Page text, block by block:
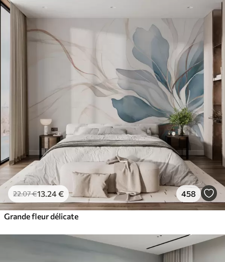
22.07€13 .24€ 458
Grande fleur délicate